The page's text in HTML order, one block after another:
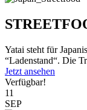
Yatai steht für
“Ladenstand“. Die
Jetzt ansehen
Verfügbar!
11
SEP